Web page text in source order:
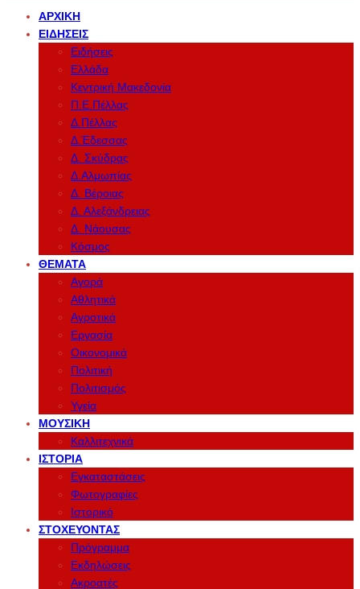
ΑΡΧΙΚΉ
ΕΙΔΉΣΕΙΣ
Ειδήσεις
Ελλάδα
Κεντρική Μακεδονία
Π.Ε.Πέλλας
Δ.Πέλλας
Δ.Έδεσσας
Δ. Σκύδρας
Δ.Αλμωπίας
Δ. Βέροιας
Δ. Αλεξάνδρειας
Δ. Νάουσας
Κόσμος
ΘΈΜΑΤΑ
Αγορά
Αθλητικά
Αγροτικά
Εργασία
Οικονομικά
Πολιτική
Πολιτισμός
Υγεία
ΜΟΥΣΙΚΉ
Καλλιτεχνικά
ΙΣΤΟΡΊΑ
Εγκαταστάσεις
Φωτογραφίες
Ιστορικό
ΣΤΟΧΕΎΟΝΤΑΣ
Πρόγραμμα
Εκδηλώσεις
Ακροατές